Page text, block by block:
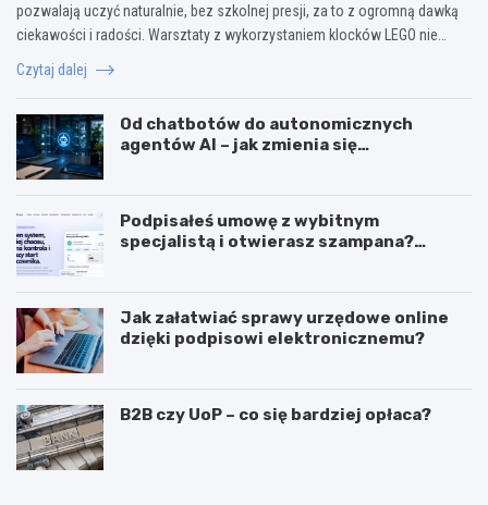
pozwalają uczyć naturalnie, bez szkolnej presji, za to z ogromną dawką
ciekawości i radości. Warsztaty z wykorzystaniem klocków LEGO nie…
Czytaj dalej
Od chatbotów do autonomicznych
agentów AI – jak zmienia się
Podpisałeś umowę z wybitnym
specjalistą i otwierasz szampana?
Jak załatwiać sprawy urzędowe online
dzięki podpisowi elektronicznemu?
B2B czy UoP – co się bardziej opłaca?
J
J